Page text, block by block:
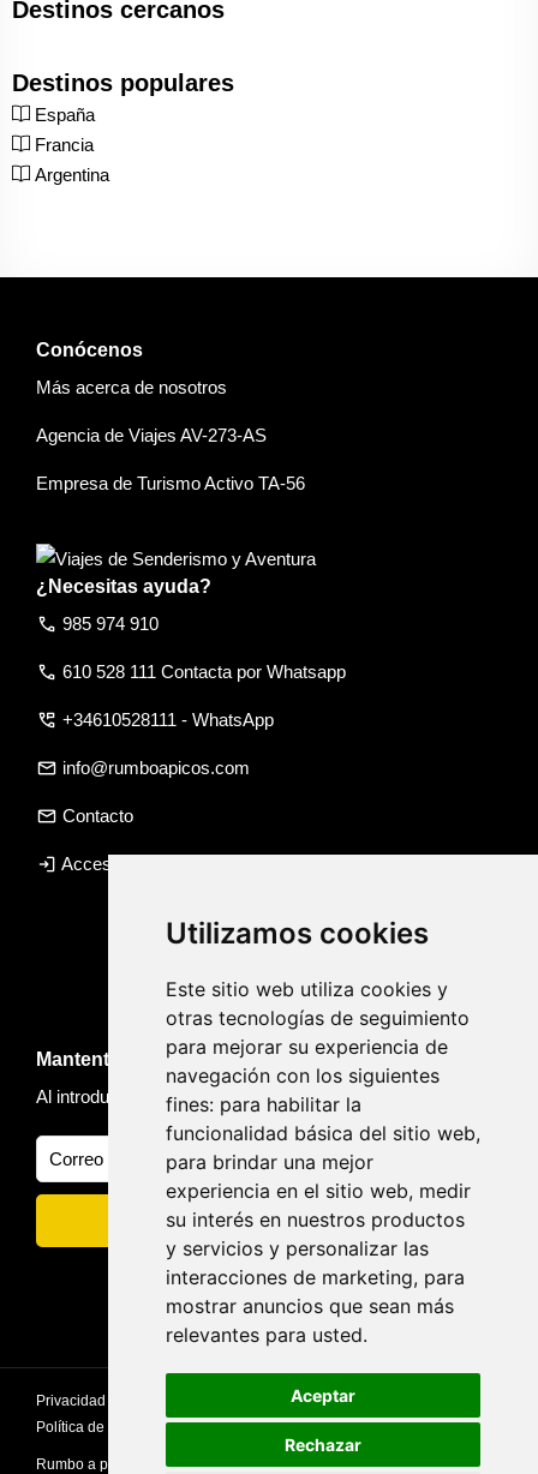
Utilizamos cookies
Este sitio web utiliza cookies y
otras tecnologías de seguimiento
para mejorar su experiencia de
navegación con los siguientes
fines: para habilitar la
funcionalidad básica del sitio web,
para brindar una mejor
experiencia en el sitio web, medir
su interés en nuestros productos
y servicios y personalizar las
interacciones de marketing, para
mostrar anuncios que sean más
relevantes para usted.
Aceptar
Rechazar
Destinos cercanos
Destinos populares
España
Francia
Argentina
Conócenos
Más acerca de nosotros
Agencia de Viajes AV-273-AS
Empresa de Turismo Activo TA-56
¿Necesitas ayuda?
call 985 974 910
call 610 528 111 Contacta por Whatsapp
perm_phone_msg +34610528111 - WhatsApp
email info@rumboapicos.com
email Contacto
login Acceso agencia
Mantente informado de novedades y viajes
Al introducir tu email, aceptas nuestraPolítica de privacidad
Privacidad
Politica de Cookies
Política de Privacidad
Avisos Legales
Rumbo a picos